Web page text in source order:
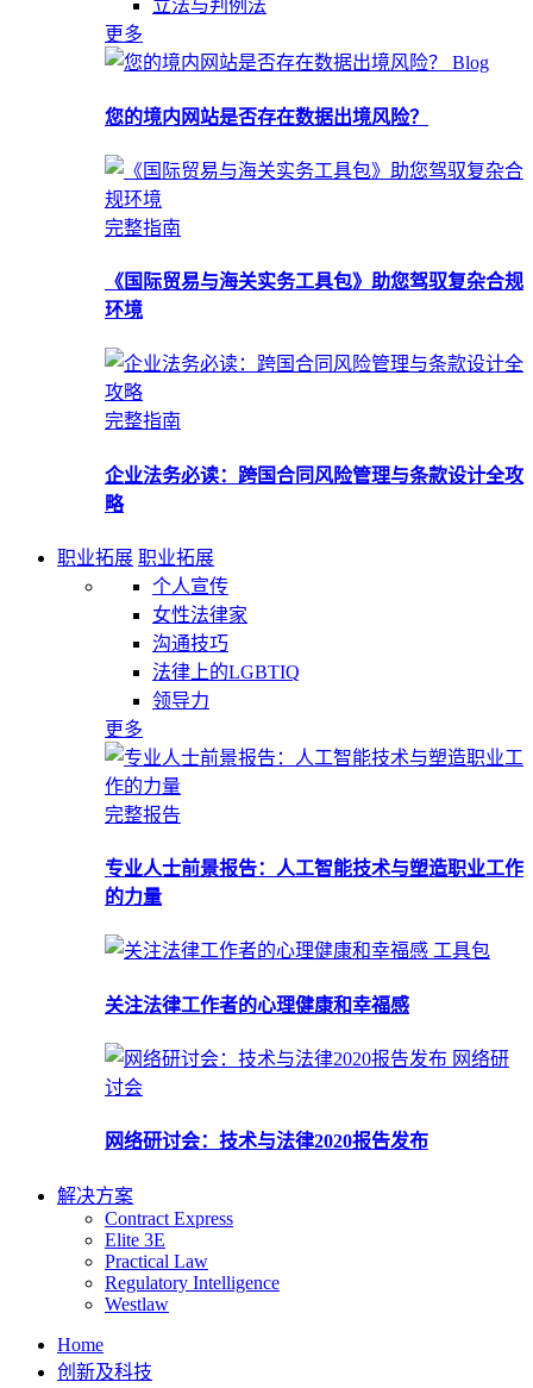
立法与判例法
更多
Blog
您的境内网站是否存在数据出境风险？
完整指南
《国际贸易与海关实务工具包》助您驾驭复杂合规
环境
完整指南
企业法务必读：跨国合同风险管理与条款设计全攻
略
职业拓展 职业拓展
个人宣传
女性法律家
沟通技巧
法律上的LGBTIQ
领导力
更多
完整报告
专业人士前景报告：人工智能技术与塑造职业工作
的力量
工具包
关注法律工作者的心理健康和幸福感
网络研
讨会
网络研讨会：技术与法律2020报告发布
解决方案
Contract Express
Elite 3E
Practical Law
Regulatory Intelligence
Westlaw
Home
创新及科技